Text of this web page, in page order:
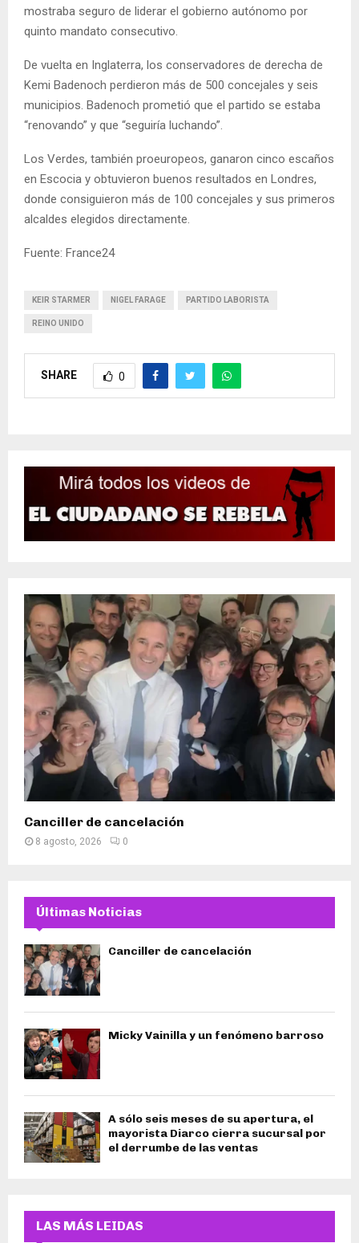
mostraba seguro de liderar el gobierno autónomo por
quinto mandato consecutivo.
De vuelta en Inglaterra, los conservadores de derecha de
Kemi Badenoch perdieron más de 500 concejales y seis
municipios. Badenoch prometió que el partido se estaba
“renovando” y que “seguiría luchando”.
Los Verdes, también proeuropeos, ganaron cinco escaños
en Escocia y obtuvieron buenos resultados en Londres,
donde consiguieron más de 100 concejales y sus primeros
alcaldes elegidos directamente.
Fuente: France24
KEIR STARMER NIGEL FARAGE PARTIDO LABORISTA
REINO UNIDO
SHARE 0
Canciller de cancelación
8 agosto, 2026 0
Últimas Noticias
Canciller de cancelación
Micky Vainilla y un fenómeno barroso
A sólo seis meses de su apertura, el
mayorista Diarco cierra sucursal por
el derrumbe de las ventas
LAS MÁS LEIDAS